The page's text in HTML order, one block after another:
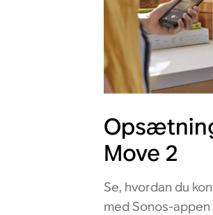
Move 2
Se, hvordan du
med Sonos-